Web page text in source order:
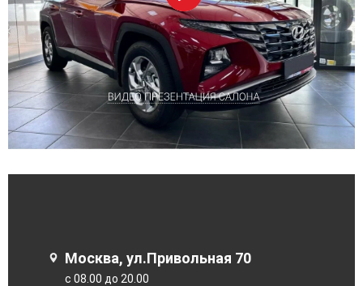
Москва, ул.Привольная 70
с 08.00 до 20.00